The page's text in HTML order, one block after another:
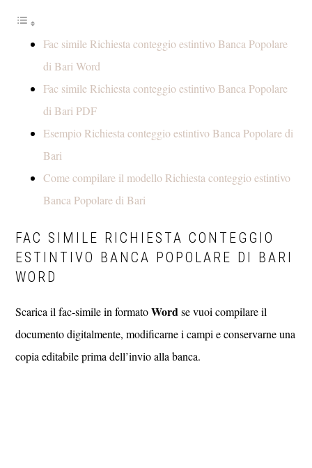
Fac simile Richiesta conteggio estintivo Banca Popolare
di Bari Word
Fac simile Richiesta conteggio estintivo Banca Popolare
di Bari PDF
Esempio Richiesta conteggio estintivo Banca Popolare di
Bari
Come compilare il modello Richiesta conteggio estintivo
Banca Popolare di Bari
FAC SIMILE RICHIESTA CONTEGGIO
ESTINTIVO BANCA POPOLARE DI BARI
WORD
Scarica il fac‑simile in formatoWordse vuoi compilare il
documento digitalmente, modificarne i campi e conservarne una
copia editabile prima dell’invio alla banca.